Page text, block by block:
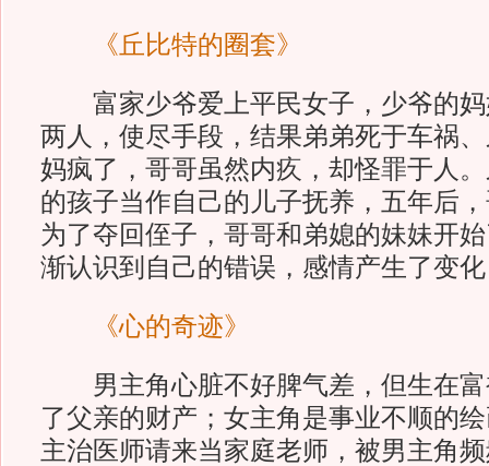
《丘比特的圈套》
富家少爷爱上平民女子，少爷的妈
两人，使尽手段，结果弟弟死于车祸
妈疯了，哥哥虽然内疚，却怪罪于人
的孩子当作自己的儿子抚养，五年后
为了夺回侄子，哥哥和弟媳的妹妹开
渐认识到自己的错误，感情产生了变
《心的奇迹》
男主角心脏不好脾气差，但生在富
了父亲的财产；女主角是事业不顺的
主治医师请来当家庭老师，被男主角